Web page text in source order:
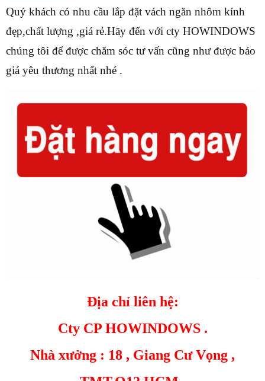
Quý khách có nhu cầu lắp đặt vách ngăn nhôm kính
đẹp,chất lượng ,giá rẻ.Hãy đến với cty HOWINDOWS
chúng tôi để được chăm sóc tư vấn cũng như được báo
giá yêu thương nhất nhé .
Địa chỉ liên hệ:
Cty CP HOWINDOWS .
Nhà xưởng : 18 , Giang Cư Vọng ,